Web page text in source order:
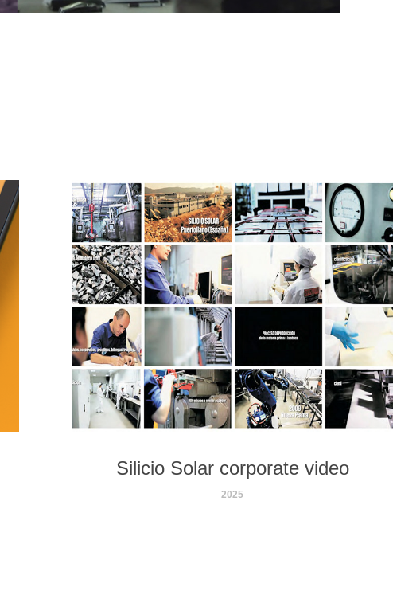
Silicio Solar corporate video
2025